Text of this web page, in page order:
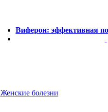
Виферон: эффективная
Женские болезни